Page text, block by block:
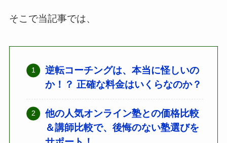
そこで当記事では、
逆転コーチングは、本当に怪しいの
か！？ 正確な料金はいくらなのか？
他の人気オンライン塾との価格比較
＆講師比較で、後悔のない塾選びを